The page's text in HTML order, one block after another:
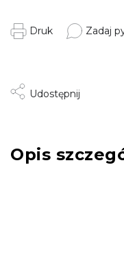
Druk Zadaj
Udostępnij
Opis